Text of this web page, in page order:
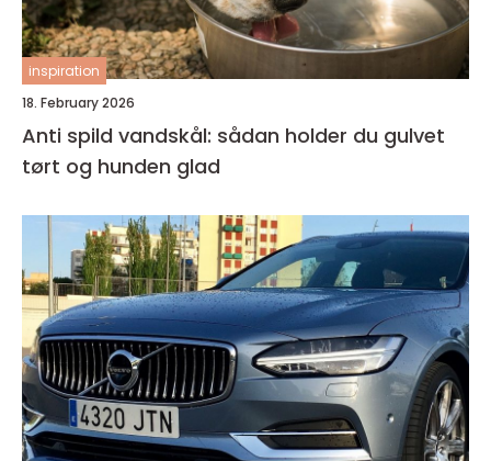
inspiration
18. February 2026
Anti spild vandskål: sådan holder du gulvet
tørt og hunden glad